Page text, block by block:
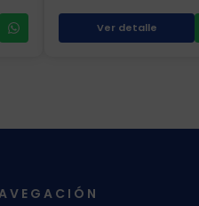
Ver detalle